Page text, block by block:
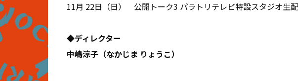
11月 22日（日） 公開トーク3 パラトリテレビ特設スタジオ生配
◆ディレクター
中嶋涼子（なかじま りょうこ）